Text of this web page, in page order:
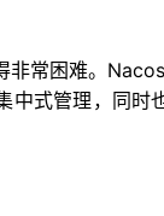
非常困难。
中式管理，同时